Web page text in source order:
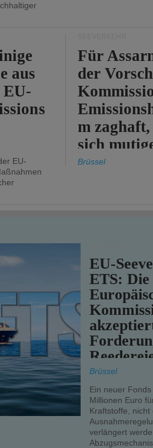
aus
EU-
EU-
Für
der
m
sich
Brüssel
EU-
ETS: Die
teilweise.
Brüssel
Ein neuer
Millionen Euro
Kraftstoffe, nicht
verlängert